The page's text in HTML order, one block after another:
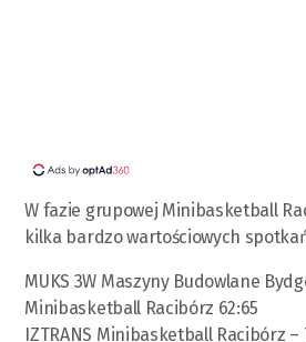
W fazie grupowej Minibasketball
kilka bardzo wartościowych
MUKS 3W Maszyny Budowlane
Minibasketball Racibórz 62:65
IZTRANS Minibasketball Racibórz –